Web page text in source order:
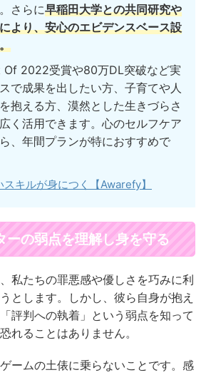
さらに早稲田大学との共同研究や
より、安心のエビデンスベース設
2022受賞や80万DL突破など実
で成果を出したい方、子育てや人
抱える方、漠然とした生きづらさ
く活用できます。心のセルフケア
、年間プランが特におすすめで
キルが身につく【Awarefy】
ーの弱点を理解し身を守る
私たちの罪悪感や優しさを巧みに利
とします。しかし、彼ら自身が抱え
評判への執着」という弱点を知って
れることはありません。
ームの土俵に乗らないことです。感